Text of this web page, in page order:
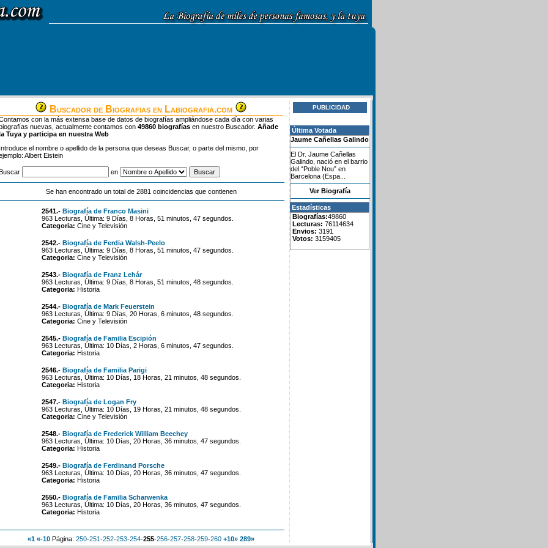
Buscador de Biografias en Labiografia.com
con la más extensa base de datos de biografías ampliándose cada día con varias
nuevas, actualmente contamos con 49860 biografías en nuestro Buscador. Añade
Tuya y participa en nuestra Web
Introduce el nombre o apellido de la persona que deseas Buscar, o parte del mismo, por
Albert Eistein
en
Se han encontrado un total de 2881 coincidencias que contienen
2541.- Biografía de Franco Masini
963 Lecturas, Última: 9 Días, 8 Horas, 51 minutos, 47 segundos.
Categoria: Cine y Televisión
2542.- Biografía de Ferdia Walsh-Peelo
963 Lecturas, Última: 9 Días, 8 Horas, 51 minutos, 47 segundos.
Categoria: Cine y Televisión
2543.- Biografía de Franz Lehár
963 Lecturas, Última: 9 Días, 8 Horas, 51 minutos, 48 segundos.
Categoria: Historia
2544.- Biografía de Mark Feuerstein
963 Lecturas, Última: 9 Días, 20 Horas, 6 minutos, 48 segundos.
Categoria: Cine y Televisión
2545.- Biografía de Familia Escipión
963 Lecturas, Última: 10 Días, 2 Horas, 6 minutos, 47 segundos.
Categoria: Historia
2546.- Biografía de Familia Parigi
963 Lecturas, Última: 10 Días, 18 Horas, 21 minutos, 48 segundos.
Categoria: Historia
2547.- Biografía de Logan Fry
963 Lecturas, Última: 10 Días, 19 Horas, 21 minutos, 48 segundos.
Categoria: Cine y Televisión
2548.- Biografía de Frederick William Beechey
963 Lecturas, Última: 10 Días, 20 Horas, 36 minutos, 47 segundos.
Categoria: Historia
2549.- Biografía de Ferdinand Porsche
963 Lecturas, Última: 10 Días, 20 Horas, 36 minutos, 47 segundos.
Categoria: Historia
2550.- Biografía de Familia Scharwenka
963 Lecturas, Última: 10 Días, 20 Horas, 36 minutos, 47 segundos.
Categoria: Historia
«1 «-10 Página: 250-251-252-253-254-255-256-257-258-259-260 +10» 289»
PUBLICIDAD
Última Votada
Jaume Cañellas Galindo
El Dr. Jaume Cañellas
Galindo, nació en el barrio
del “Poble Nou” en
Barcelona (Espa...
Ver Biografía
Estadísticas
Biografías:49860
Lecturas: 76114634
Envios: 3191
Votos: 3159405